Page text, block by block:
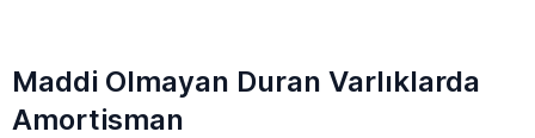
Maddi Olmayan Duran Varlıklarda
Amortisman